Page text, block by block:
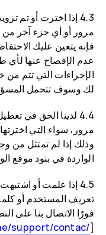
4.3 إذا اخترت أو تم
مرور أو أي جزء آخر من
فإنه يتعين عليك
عدم الإفصاح عنها
الإجراءات التي تتم
لك وسوف تتحمل
4.4 لدينا الحق في
مرور، سواء التي
وذلك إذا لم تمتثل من
الواردة في بنود موقع
4.5 إذا علمت أو
تعريف المستخدم أو
فورًا الاتصال بنا على
[
support/contac